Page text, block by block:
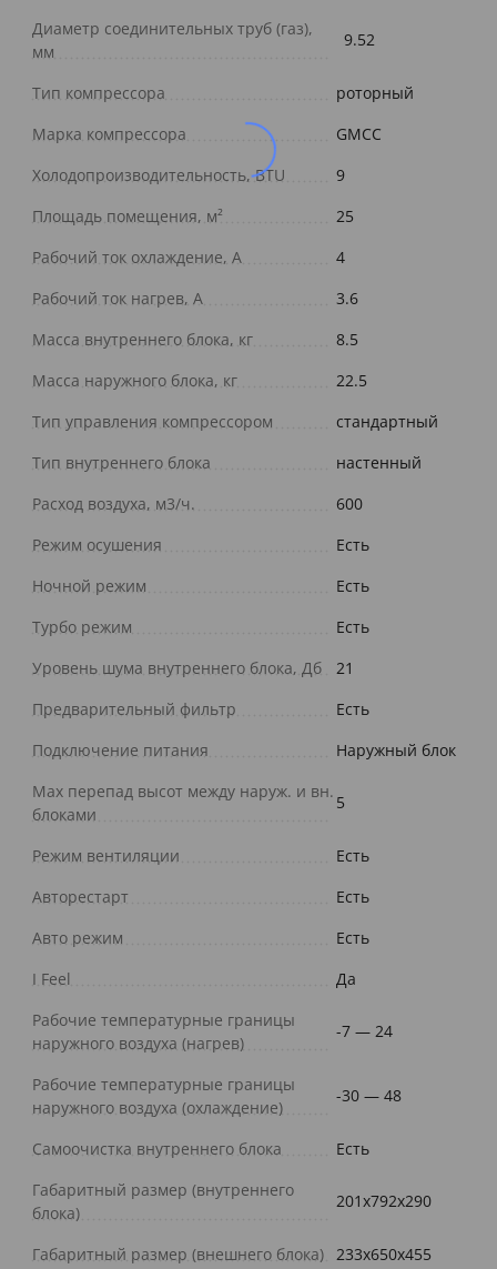
Диаметр соединительных труб (газ),
мм
9.52
Тип компрессора
роторный
Марка компрессора
GMCC
Холодопроизводительность, BTU
9
Площадь помещения, м²
25
Рабочий ток охлаждение, А
4
Рабочий ток нагрев, А
3.6
Масса внутреннего блока, кг
8.5
Масса наружного блока, кг
22.5
Тип управления компрессором
стандартный
Тип внутреннего блока
настенный
Расход воздуха, м3/ч.
600
Режим осушения
Есть
Ночной режим
Есть
Турбо режим
Есть
Уровень шума внутреннего блока, Дб
21
Предварительный фильтр
Есть
Подключение питания
Наружный блок
Max перепад высот между наруж. и вн.
блоками
5
Режим вентиляции
Есть
Авторестарт
Есть
Авто режим
Есть
I Feel
Да
Рабочие температурные границы
наружного воздуха (нагрев)
-7 — 24
Рабочие температурные границы
наружного воздуха (охлаждение)
-30 — 48
Самоочистка внутреннего блока
Есть
Габаритный размер (внутреннего
блока)
201x792x290
Габаритный размер (внешнего блока) 233x650x455